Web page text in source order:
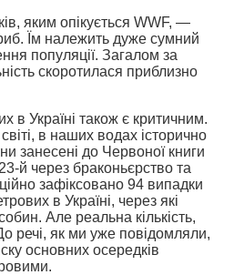
яким опікується WWF, —
Їм належить дуже сумний
популяції. Загалом за
скоротилася приблизно
в Україні також є критичним.
в наших водах історично
занесені до Червоної книги
й через браконьєрство та
зафіксовано 94 випадки
в Україні, через які
Але реальна кількість,
речі, як ми уже повідомляли,
основних осередків